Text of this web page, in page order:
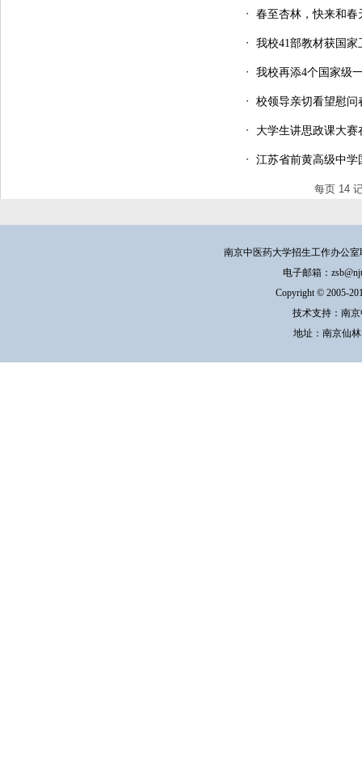
・ 春至杏林，快来和春
・ 我校41部教材获国
・ 我校再添4个国家级
・ 校领导亲切看望慰
・ 大学生讲思政课大
・ 江苏省前黄高级中学
每页 14
南京中医药大学招生工作办公室
电子邮箱：
Copyright © 2005-
技术支持：南
地址：南京仙